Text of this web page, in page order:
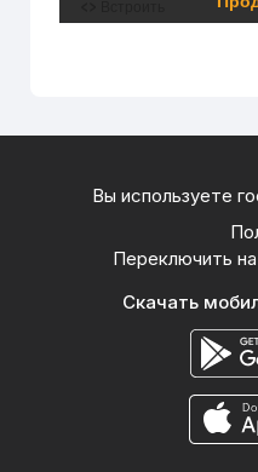
Вы используете
Переключить
Скачать